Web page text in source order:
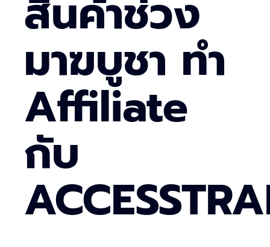
สินค้าช่วง
มาฆบูชา ทำ
Affiliate
กับ